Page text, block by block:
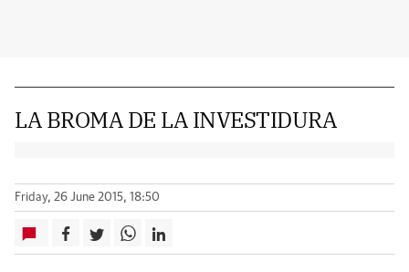
LA BROMA DE LA INVESTIDURA
Friday, 26 June 2015, 18:50